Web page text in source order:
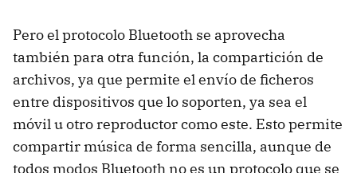
Pero el protocolo Bluetooth se aprovecha
también para otra función, la compartición de
archivos, ya que permite el envío de ficheros
entre dispositivos que lo soporten, ya sea el
móvil u otro reproductor como este. Esto permite
compartir música de forma sencilla, aunque de
todos modos Bluetooth no es un protocolo que se